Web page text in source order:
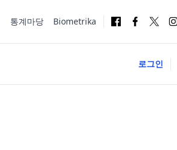
통계마당 Biometrika
로그인